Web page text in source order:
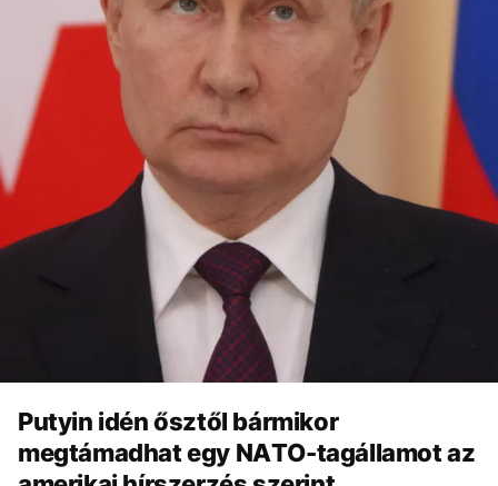
Putyin idén ősztől bármikor
megtámadhat egy NATO-tagállamot az